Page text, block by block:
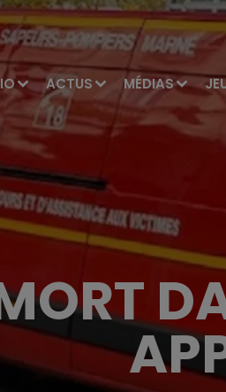
ACTUS MÉDIAS